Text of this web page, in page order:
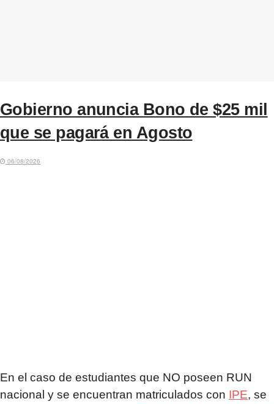
Gobierno anuncia Bono de $25 mil
que se pagará en Agosto
06/08/2026
En el caso de estudiantes que NO poseen RUN
nacional y se encuentran matriculados con IPE, se